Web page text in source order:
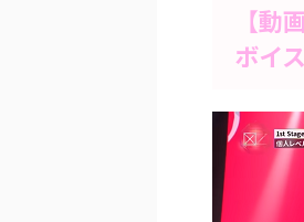
【
ボイ